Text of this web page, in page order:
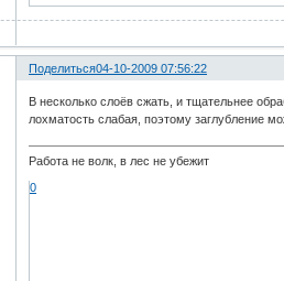
Поделиться04-10-2009 07:56:22
В несколько слоёв сжать, и тщательнее
лохматость слабая, поэтому заглубление
Работа не волк, в лес не убежит
0